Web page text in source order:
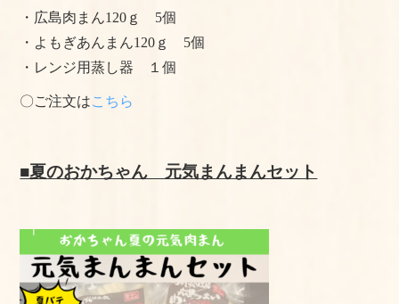
・広島肉まん120ｇ 5個
・よもぎあんまん120ｇ 5個
・レンジ用蒸し器 １個
〇ご注文はこちら
■夏のおかちゃん 元気まんまんセット